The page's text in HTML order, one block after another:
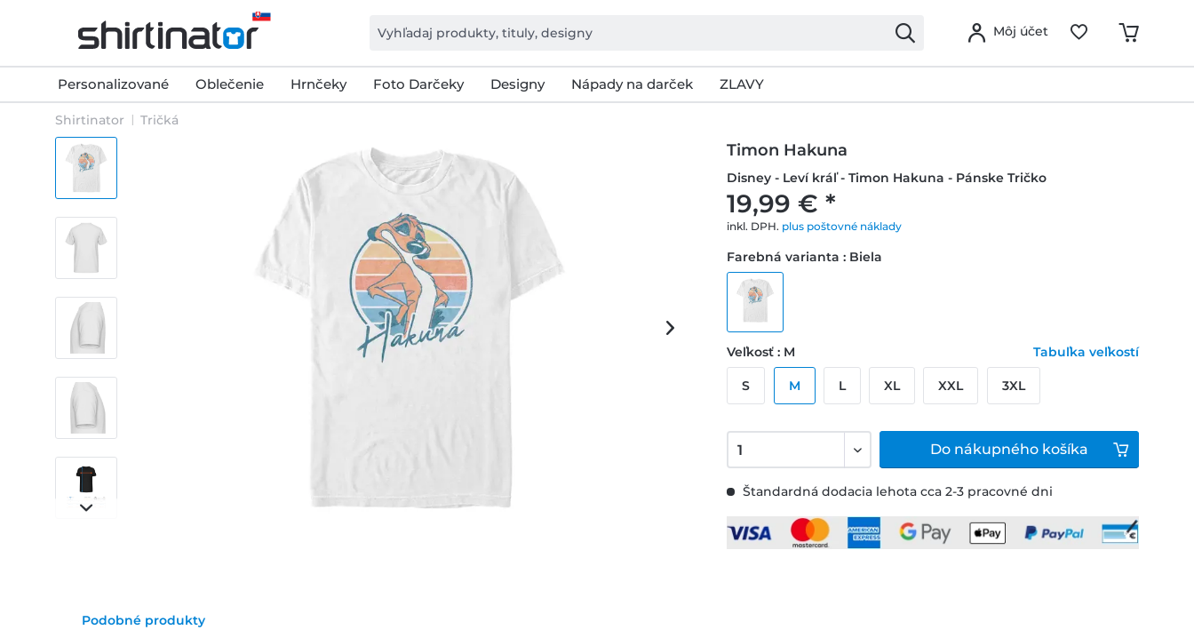
Môj účet
Personalizované Oblečenie Hrnčeky Foto Darčeky Designy Nápady na darček ZLAVY
Shirtinator Tričká
Timon Hakuna
Disney - Leví kráľ - Timon Hakuna - Pánske Tričko
19,99 € *
inkl. DPH. plus poštovné náklady
Štandardná dodacia lehota cca 2-3 pracovné dni
Farebná varianta : Biela
Veľkosť : M Tabuľka veľkostí
S M L XL XXL 3XL
Do nákupného košíka
Podobné produkty